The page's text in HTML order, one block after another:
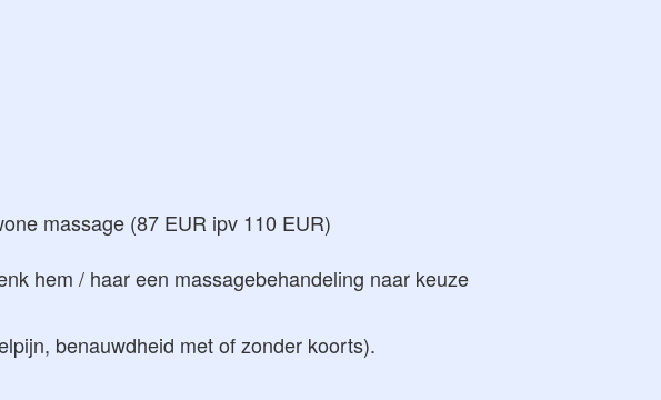
massage (87 EUR ipv 110 EUR)
hem / haar een massagebehandeling naar keuze
benauwdheid met of zonder koorts).